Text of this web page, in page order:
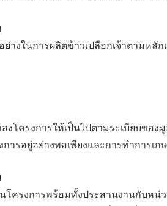
ย่างในการผลิตข้าวเปลือกเจ้าตามห
โครงการให้เป็นไปตามระเบียบขอ
การอยู่อย่างพอเพียงและการทำการ
โครงการพร้อมทั้งประสานงานกับห